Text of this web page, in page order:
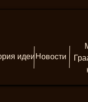
идеиНовости